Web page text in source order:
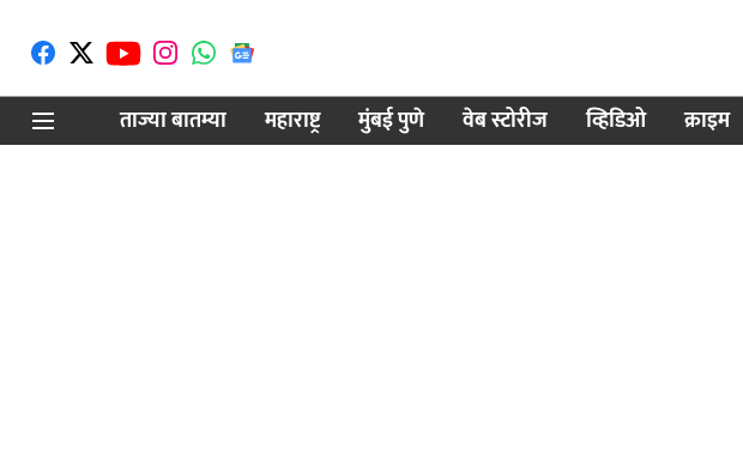
ताज्या बातम्या
महाराष्ट्र मुंबई पुणे वेब स्टोरीज व्हिडिओ क्राइम